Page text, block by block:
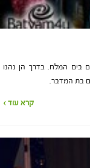
בים המלח. בדרך הן נהנו
בת המדבר.
קרא עוד ›